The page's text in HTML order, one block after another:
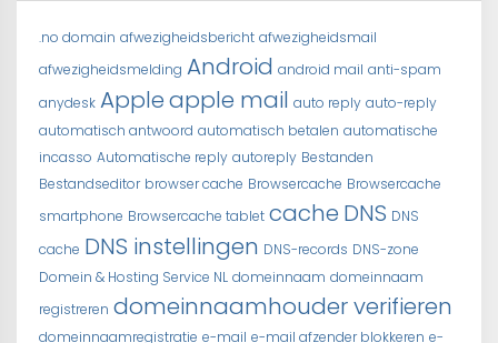
.no domain afwezigheidsbericht afwezigheidsmail
afwezigheidsmelding Android android mail anti-spam
anydesk Appleapple mail auto reply auto-reply
automatisch antwoord automatisch betalen automatische
incasso Automatische reply autoreply Bestanden
Bestandseditor browser cache Browsercache Browsercache
smartphone Browsercache tablet cache DNS DNS
cache DNS instellingen DNS-records DNS-zone
Domein & Hosting Service NL domeinnaam domeinnaam
registreren domeinnaamhouder verifieren
domeinnaamregistratie e-mail e-mail afzender blokkeren e-